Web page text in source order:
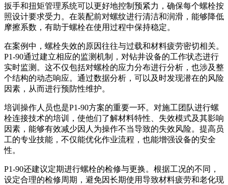
扳手和扭矩管理系统可以更好地控制预紧力，确保每个螺栓按
照设计要求受力。在装配前对螺纹进行清洁和润滑，能够降低
摩擦系数，有助于螺栓在使用过程中保持稳定。
在案例中，螺栓失效的原因往往与过载和材料疲劳密切相关。
P1-90通过建立相应的监测机制，对钻井设备的工作状态进行
实时监测。这不仅包括对螺栓的应力分布进行分析，也涉及整
个结构的动态响应。通过数据分析，可以及时发现潜在的风险
因素，从而进行预防性维护。
培训操作人员也是P1-90方案的重要一环。对施工团队进行螺
栓连接技术的培训，使他们了解材料特性、失效模式及其影响
因素，能够有效减少因人为操作不当导致的失效风险。提高员
工的专业技能，不仅能优化作业流程，也能增强设备的安全
性。
P1-90还建议定期进行螺栓的检修与更换。根据工况的不同，
设定合理的检修周期，避免因长期使用导致材料疲劳和老化现